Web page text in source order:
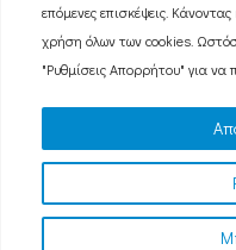
επόμενες επισκέψεις.
χρήση όλων των cookies.
"Ρυθμίσεις Απορρήτου" για να
Henry London
Radley London
TimeUnion. Όλα